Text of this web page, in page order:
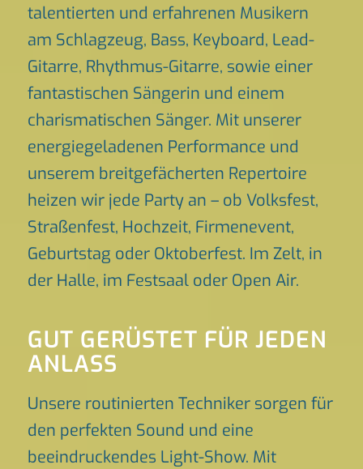
talentierten und erfahrenen Musikern
am Schlagzeug, Bass, Keyboard, Lead-
Gitarre, Rhythmus-Gitarre, sowie einer
fantastischen Sängerin und einem
charismatischen Sänger. Mit unserer
energiegeladenen Performance und
unserem breitgefächerten Repertoire
heizen wir jede Party an – ob Volksfest,
Straßenfest, Hochzeit, Firmenevent,
Geburtstag oder Oktoberfest. Im Zelt, in
der Halle, im Festsaal oder Open Air.
GUT GERÜSTET FÜR JEDEN
ANLASS
Unsere routinierten Techniker sorgen für
den perfekten Sound und eine
beeindruckendes Light-Show. Mit